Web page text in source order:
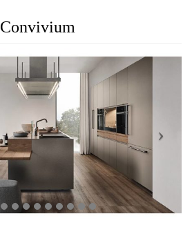
Convivium